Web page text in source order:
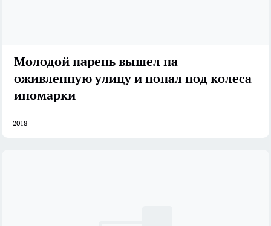
Молодой парень вышел на
оживленную улицу и попал под колеса
иномарки
2018